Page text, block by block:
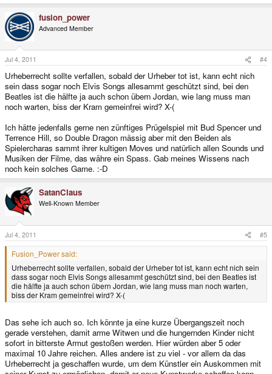
fusion_power
Advanced Member
Jul 4, 2011 #4
Urheberrecht sollte verfallen, sobald der Urheber tot ist, kann echt nich
sein dass sogar noch Elvis Songs allesammt geschützt sind, bei den
Beatles ist die hälfte ja auch schon übern Jordan, wie lang muss man
noch warten, biss der Kram gemeinfrei wird? X-(
Ich hätte jedenfalls gerne nen zünftiges Prügelspiel mit Bud Spencer und
Terrence Hill, so Double Dragon mässig aber mit den Beiden als
Spielercharas sammt ihrer kultigen Moves und natürlich allen Sounds und
Musiken der Filme, das währe ein Spass. Gab meines Wissens nach
noch kein solches Game. :-D
SatanClaus
Well-Known Member
Jul 4, 2011 #5
Fusion_Power said:
Urheberrecht sollte verfallen, sobald der Urheber tot ist, kann echt nich sein
dass sogar noch Elvis Songs allesammt geschützt sind, bei den Beatles ist
die hälfte ja auch schon übern Jordan, wie lang muss man noch warten,
biss der Kram gemeinfrei wird? X-(
Das sehe ich auch so. Ich könnte ja eine kurze Übergangszeit noch
gerade verstehen, damit arme Witwen und die hungernden Kinder nicht
sofort in bitterste Armut gestoßen werden. Hier würden aber 5 oder
maximal 10 Jahre reichen. Alles andere ist zu viel - vor allem da das
Urheberrecht ja geschaffen wurde, um dem Künstler ein Auskommen mit